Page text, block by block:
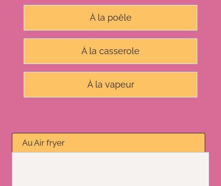
À la poêle
À la casserole
À la vapeur
Au Air fryer